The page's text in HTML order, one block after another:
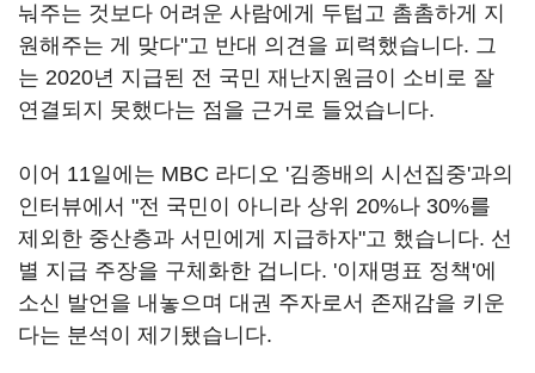
눠주는 것보다 어려운 사람에게 두텁고 촘촘하게 지
원해주는 게 맞다"고 반대 의견을 피력했습니다. 그
는 2020년 지급된 전 국민 재난지원금이 소비로 잘
연결되지 못했다는 점을 근거로 들었습니다.
이어 11일에는 MBC 라디오 '김종배의 시선집중'과의
인터뷰에서 "전 국민이 아니라 상위 20%나 30%를
제외한 중산층과 서민에게 지급하자"고 했습니다. 선
별 지급 주장을 구체화한 겁니다. '이재명표 정책'에
소신 발언을 내놓으며 대권 주자로서 존재감을 키운
다는 분석이 제기됐습니다.